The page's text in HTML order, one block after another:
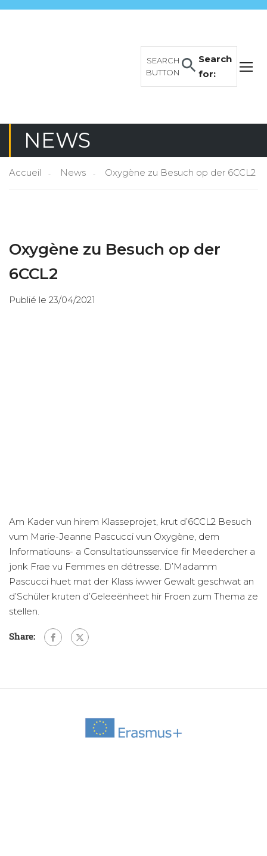
Search
for:
SEARCH
BUTTON
NEWS
Accueil News Oxygène zu Besuch op der 6CCL2
Oxygène zu Besuch op der
6CCL2
Publié le 23/04/2021
Am Kader vun hirem Klasseprojet, krut d’6CCL2 Besuch
vum Marie-Jeanne Pascucci vun Oxygène, dem
Informatiouns- a Consultatiounsservice fir Meedercher a
jonk Frae vu Femmes en détresse. D’Madamm
Pascucci huet mat der Klass iwwer Gewalt geschwat an
d’Schüler kruten d’Geleeënheet hir Froen zum Thema ze
stellen.
Share: